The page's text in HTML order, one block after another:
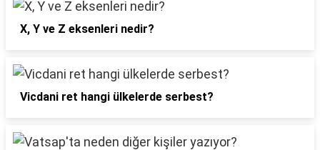
X, Y ve Z eksenleri nedir?
Vicdani ret hangi ülkelerde serbest?